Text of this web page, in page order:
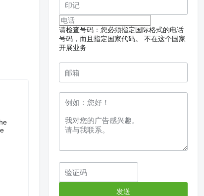
请检查号码：您必须指定国际格式的电话
号码，而且指定国家代码。
不在这个国家
开展业务